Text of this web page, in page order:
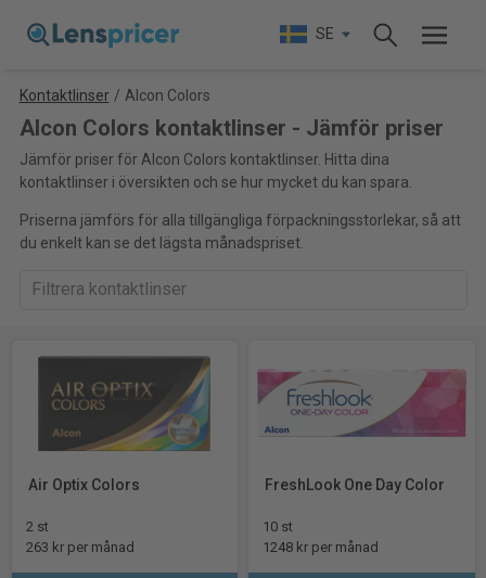
SE
Kontaktlinser / Alcon Colors
Alcon Colors kontaktlinser - Jämför priser
Jämför priser för Alcon Colors kontaktlinser. Hitta dina
kontaktlinser i översikten och se hur mycket du kan spara.
Priserna jämförs för alla tillgängliga förpackningsstorlekar, så att
du enkelt kan se det lägsta månadspriset.
Air Optix Colors
2 st
263 kr per månad
FreshLook One Day Color
10 st
1248 kr per månad